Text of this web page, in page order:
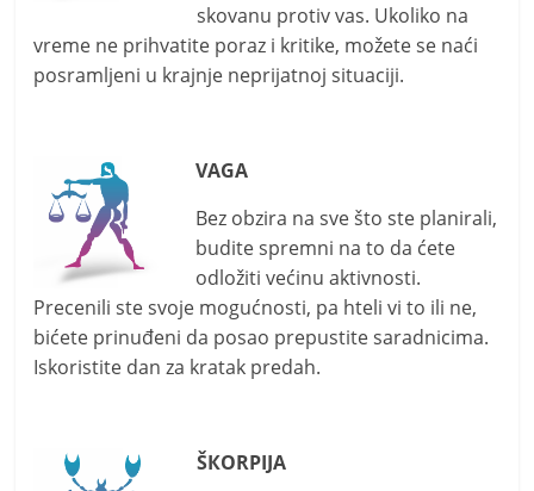
skovanu protiv vas. Ukoliko na
vreme ne prihvatite poraz i kritike, možete se naći
posramljeni u krajnje neprijatnoj situaciji.
VAGA
Bez obzira na sve što ste planirali,
budite spremni na to da ćete
odložiti većinu aktivnosti.
Precenili ste svoje mogućnosti, pa hteli vi to ili ne,
bićete prinuđeni da posao prepustite saradnicima.
Iskoristite dan za kratak predah.
ŠКORPIJA